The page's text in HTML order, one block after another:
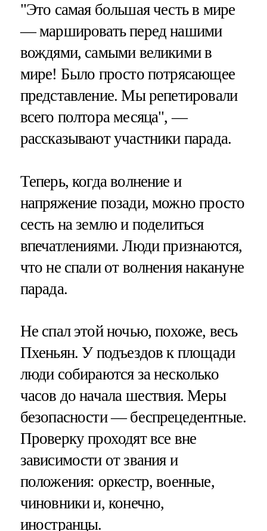
"Это самая большая честь в мире
— маршировать перед нашими
вождями, самыми великими в
мире! Было просто потрясающее
представление. Мы репетировали
всего полтора месяца", —
рассказывают участники парада.
Теперь, когда волнение и
напряжение позади, можно просто
сесть на землю и поделиться
впечатлениями. Люди признаются,
что не спали от волнения накануне
парада.
Не спал этой ночью, похоже, весь
Пхеньян. У подъездов к площади
люди собираются за несколько
часов до начала шествия. Меры
безопасности — беспрецедентные.
Проверку проходят все вне
зависимости от звания и
положения: оркестр, военные,
чиновники и, конечно,
иностранцы.